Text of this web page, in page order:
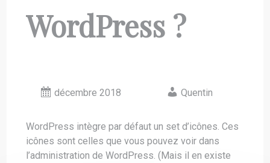
WordPress ?
décembre 2018 Quentin
WordPress intègre par défaut un set d’icônes. Ces
icônes sont celles que vous pouvez voir dans
l’administration de WordPress. (Mais il en existe